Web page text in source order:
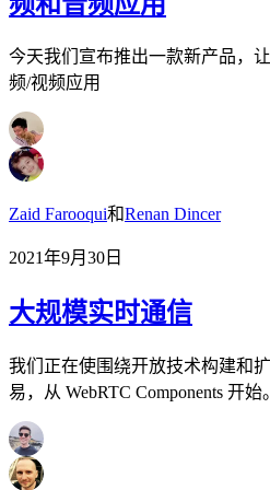
今天我们宣布推出一款新产品，
频/视频应用
Zaid Farooqui和Renan Dincer
2021年9月30日
大规模实时通信
我们正在使围绕开放技术构建和
易，从 WebRTC Components 开始。